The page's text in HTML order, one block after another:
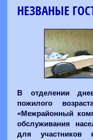
НЕЗВАНЫЕ
В отделении
пожилого
«Межрайонный
обслуживания
для участников